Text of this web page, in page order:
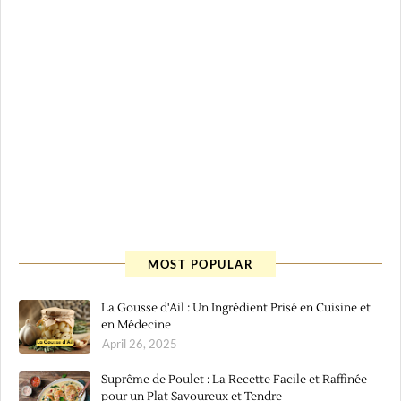
MOST POPULAR
La Gousse d'Ail : Un Ingrédient Prisé en Cuisine et
en Médecine
April 26, 2025
Suprême de Poulet : La Recette Facile et Raffinée
pour un Plat Savoureux et Tendre